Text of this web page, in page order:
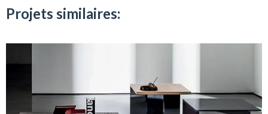
Projets similaires: